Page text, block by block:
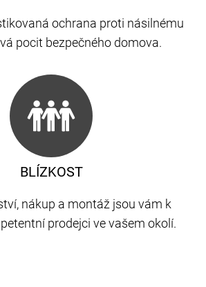
BLÍZKOST
nákup a montáž jsou vám k
prodejci ve vašem okolí.
ochrana proti násilnému
pocit bezpečného domova.